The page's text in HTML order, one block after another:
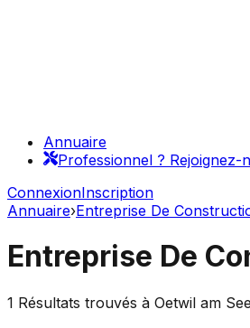
Annuaire
Professionnel ? Rejoignez-
ConnexionInscription
Annuaire›Entreprise De
Entreprise De
1 Résultats trouvés à Oetwil am See